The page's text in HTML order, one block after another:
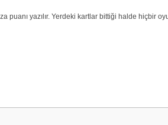
yazılır. Yerdeki kartlar bittiği halde hiçbir